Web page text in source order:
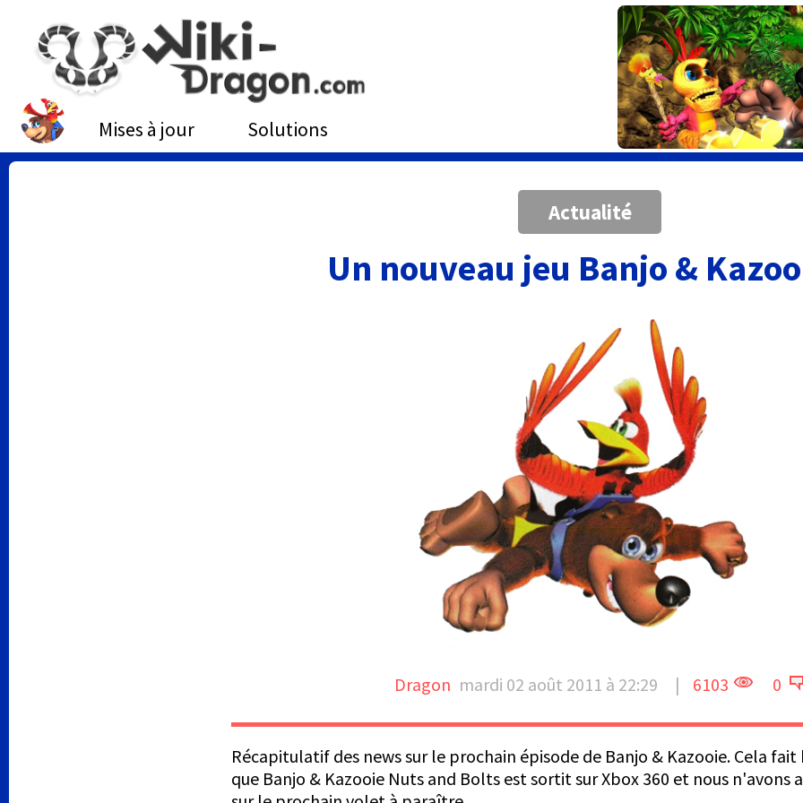
Mises à jour Solutions
Actualité
Un nouveau jeu Banjo &
Dragon mardi 02 août 2011 à 22:29 | 6103 0
Récapitulatif des news sur le prochain épisode de Banjo & Kazooie. Cela
que Banjo & Kazooie Nuts and Bolts est sortit sur Xbox 360 et nous n'avons